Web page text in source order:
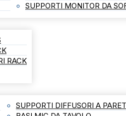
SUPPORTI MONITOR DA
RACK
SUPPORTI DIFFUSORI A